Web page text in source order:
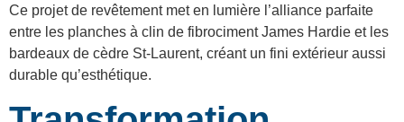
Ce projet de revêtement met en lumière l’alliance parfaite
entre les planches à clin de fibrociment James Hardie et les
bardeaux de cèdre St-Laurent, créant un fini extérieur aussi
durable qu’esthétique.